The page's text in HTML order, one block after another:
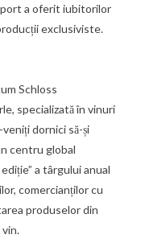
a oferit iubitorilor
exclusiviste.
Schloss
specializată în vinuri
dornici să-și
centru global
a târgului anual
comercianților cu
produselor din